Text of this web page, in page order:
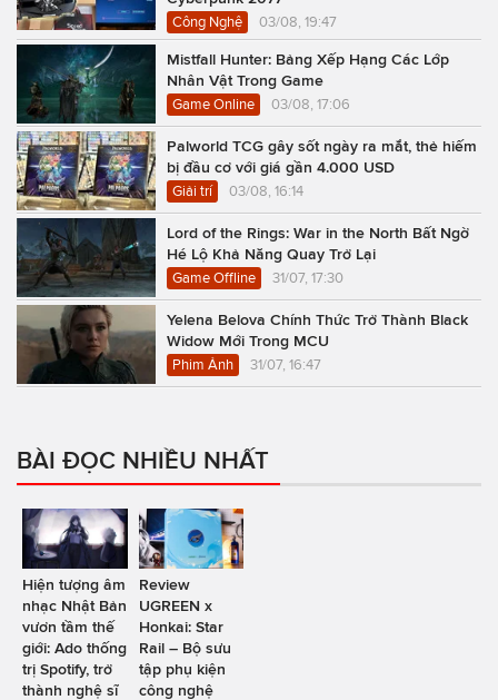
Công Nghệ 03/08, 19:47
Mistfall Hunter: Bảng Xếp Hạng Các Lớp
Nhân Vật Trong Game
Game Online 03/08, 17:06
Palworld TCG gây sốt ngày ra mắt, thẻ hiếm
bị đầu cơ với giá gần 4.000 USD
Giải trí 03/08, 16:14
Lord of the Rings: War in the North Bất Ngờ
Hé Lộ Khả Năng Quay Trở Lại
Game Offline 31/07, 17:30
Yelena Belova Chính Thức Trở Thành Black
Widow Mới Trong MCU
Phim Ảnh 31/07, 16:47
BÀI ĐỌC NHIỀU NHẤT
Hiện tượng âm
nhạc Nhật Bản
vươn tầm thế
giới: Ado thống
trị Spotify, trở
thành nghệ sĩ
Review
UGREEN x
Honkai: Star
Rail – Bộ sưu
tập phụ kiện
công nghệ